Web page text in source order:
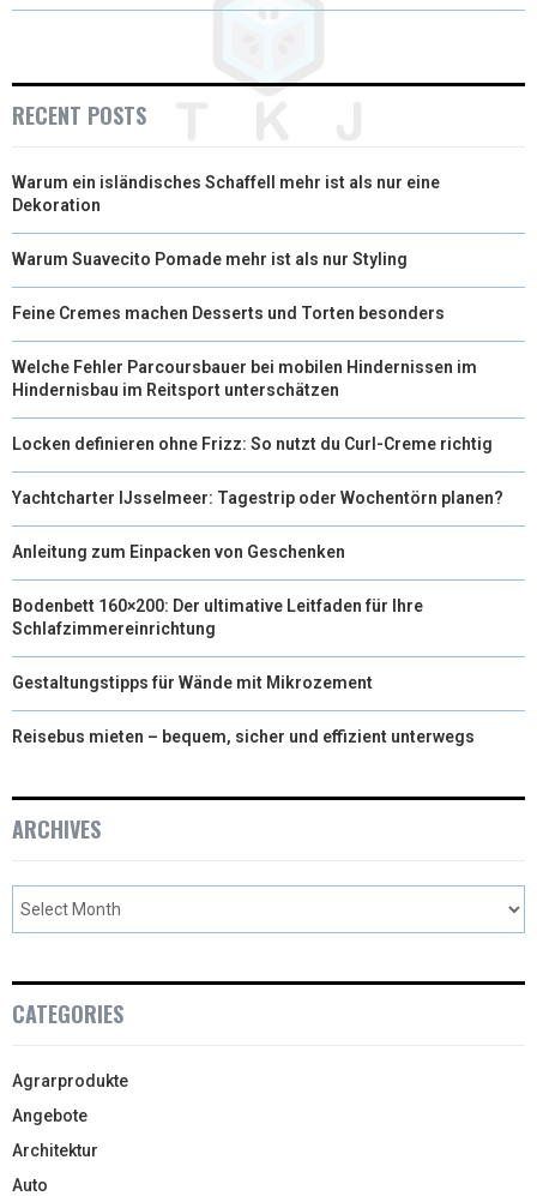
T
)
O R D
RECENT POSTS
Warum ein isländisches Schaffell mehr ist als nur eine
Dekoration
Warum Suavecito Pomade mehr ist als nur Styling
Feine Cremes machen Desserts und Torten besonders
Welche Fehler Parcoursbauer bei mobilen Hindernissen im
Hindernisbau im Reitsport unterschätzen
Locken definieren ohne Frizz: So nutzt du Curl-Creme richtig
Yachtcharter IJsselmeer: Tagestrip oder Wochentörn planen?
Anleitung zum Einpacken von Geschenken
Bodenbett 160×200: Der ultimative Leitfaden für Ihre
Schlafzimmereinrichtung
Gestaltungstipps für Wände mit Mikrozement
Reisebus mieten – bequem, sicher und effizient unterwegs
ARCHIVES
CATEGORIES
Agrarprodukte
Angebote
Architektur
Auto